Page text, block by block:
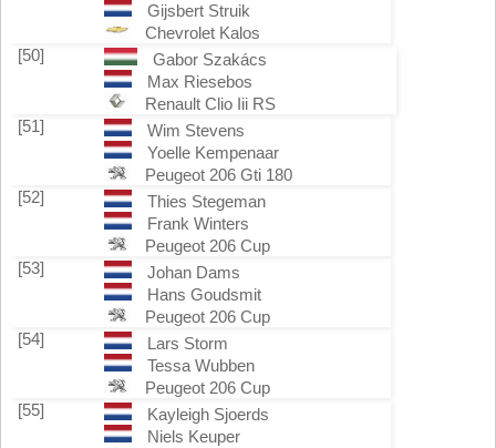
Gijsbert Struik
Chevrolet Kalos
[50]
Gabor Szakács
Max Riesebos
Renault Clio Iii RS
[51]
Wim Stevens
Yoelle Kempenaar
Peugeot 206 Gti 180
[52]
Thies Stegeman
Frank Winters
Peugeot 206 Cup
[53]
Johan Dams
Hans Goudsmit
Peugeot 206 Cup
[54]
Lars Storm
Tessa Wubben
Peugeot 206 Cup
[55]
Kayleigh Sjoerds
Niels Keuper